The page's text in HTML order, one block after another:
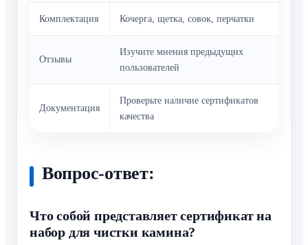
Комплектация Кочерга, щетка, совок, перчатки
Отзывы
Изучите мнения предыдущих
пользователей
Документация
Проверьте наличие сертификатов
качества
Вопрос-ответ:
Что собой представляет сертификат на
набор для чистки камина?